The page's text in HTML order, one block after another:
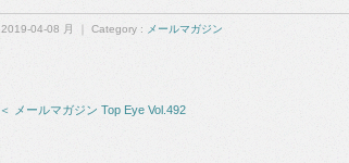
2019-04-08 月 ｜ Category : メールマガジン
＜ メールマガジン Top Eye Vol.492